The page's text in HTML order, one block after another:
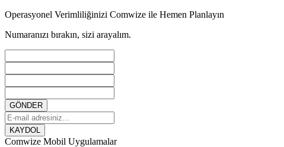
Operasyonel Verimliliğinizi Comwize ile Hemen Planlayın
Numaranızı bırakın, sizi arayalım.
GÖNDER
KAYDOL
Comwize Mobil Uygulamalar